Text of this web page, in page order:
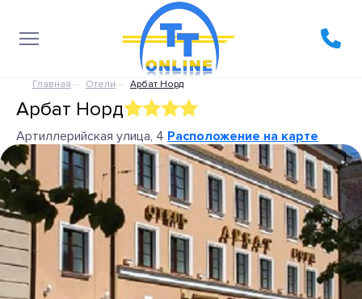
Главная Отели Арбат Норд
Арбат Норд
Артиллерийская улица, 4 Расположение на карте